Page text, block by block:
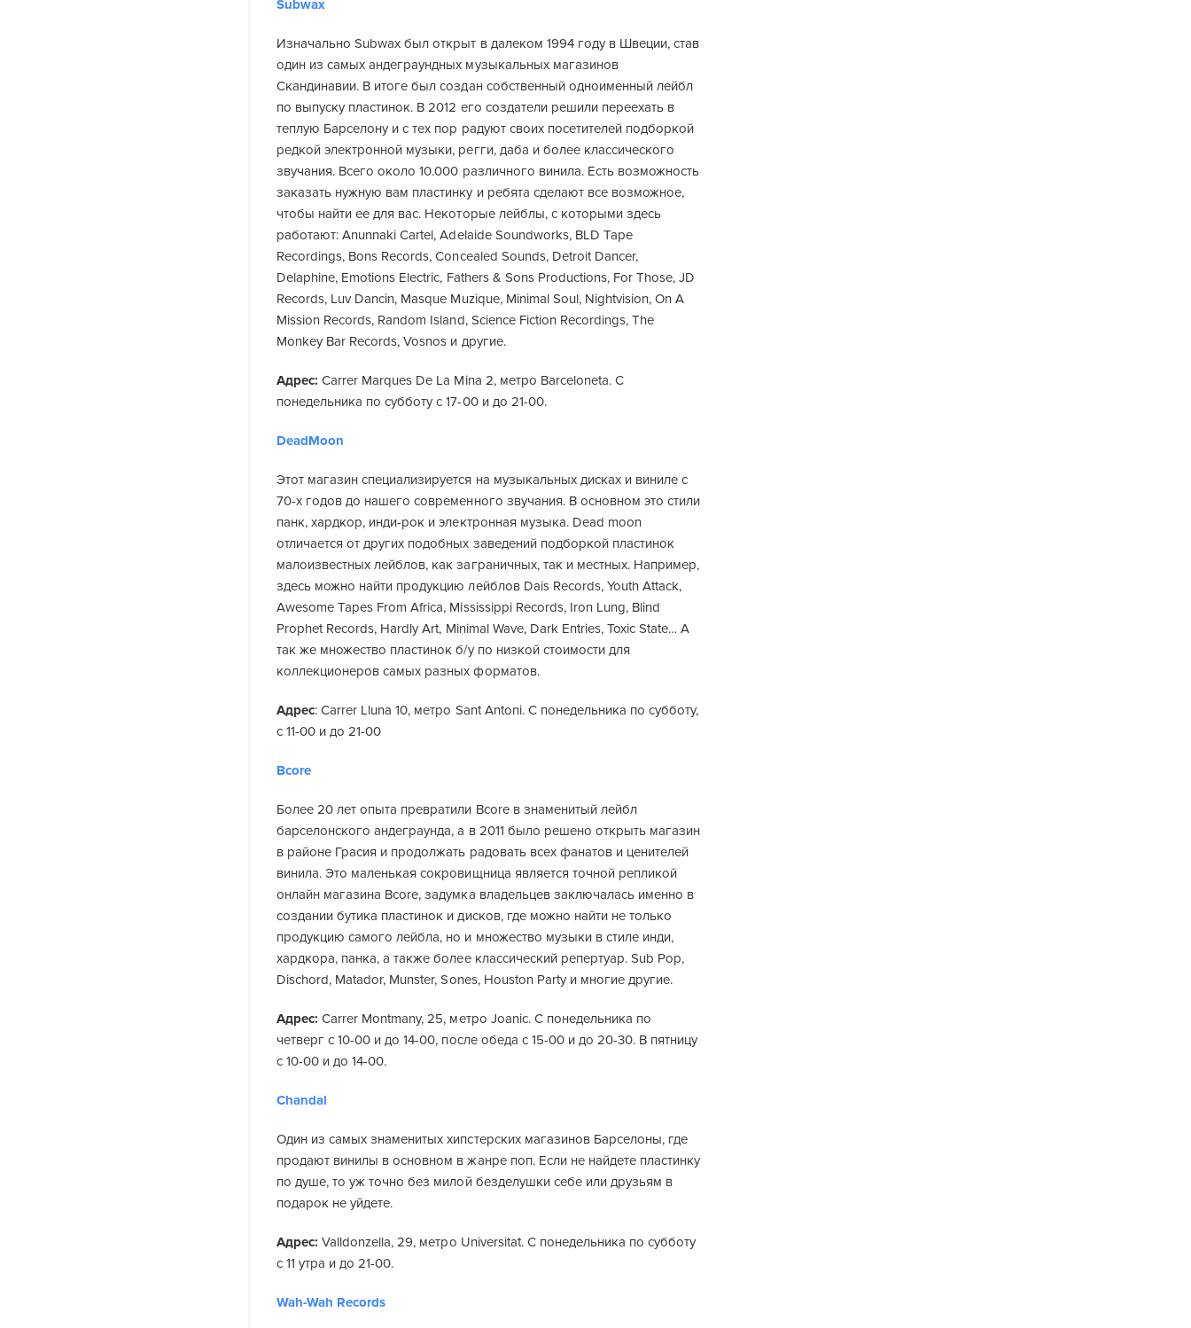
Subwax
Изначально Subwax был открыт в далеком 1994 году в Швеции, став
один из самых андеграундных музыкальных магазинов
Скандинавии. В итоге был создан собственный одноименный лейбл
по выпуску пластинок. В 2012 его создатели решили переехать в
теплую Барселону и с тех пор радуют своих посетителей подборкой
редкой электронной музыки, регги, даба и более классического
звучания. Всего около 10.000 различного винила. Есть возможность
заказать нужную вам пластинку и ребята сделают все возможное,
чтобы найти ее для вас. Некоторые лейблы, с которыми здесь
работают: Anunnaki Cartel, Adelaide Soundworks, BLD Tape
Recordings, Bons Records, Concealed Sounds, Detroit Dancer,
Delaphine, Emotions Electric, Fathers & Sons Productions, For Those, JD
Records, Luv Dancin, Masque Muzique, Minimal Soul, Nightvision, On A
Mission Records, Random Island, Science Fiction Recordings, The
Monkey Bar Records, Vosnos и другие.
Адрес: Carrer Marques De La Mina 2, метро Barceloneta. С
понедельника по субботу с 17-00 и до 21-00.
DeadMoon
Этот магазин специализируется на музыкальных дисках и виниле с
70-х годов до нашего современного звучания. В основном это стили
панк, хардкор, инди-рок и электронная музыка. Dead moon
отличается от других подобных заведений подборкой пластинок
малоизвестных лейблов, как заграничных, так и местных. Например,
здесь можно найти продукцию лейблов Dais Records, Youth Attack,
Awesome Tapes From Africa, Mississippi Records, Iron Lung, Blind
Prophet Records, Hardly Art, Minimal Wave, Dark Entries, Toxic State… А
так же множество пластинок б/у по низкой стоимости для
коллекционеров самых разных форматов.
Адрес: Carrer Lluna 10, метро Sant Antoni. C понедельника по субботу,
с 11-00 и до 21-00
Bcore
Более 20 лет опыта превратили Bcore в знаменитый лейбл
барселонского андеграунда, а в 2011 было решено открыть магазин
в районе Грасия и продолжать радовать всех фанатов и ценителей
винила. Это маленькая сокровищница является точной репликой
онлайн магазина Bcore, задумка владельцев заключалась именно в
создании бутика пластинок и дисков, где можно найти не только
продукцию самого лейбла, но и множество музыки в стиле инди,
хардкора, панка, а также более классический репертуар. Sub Pop,
Dischord, Matador, Munster, Sones, Houston Party и многие другие.
Адрес:Carrer Montmany, 25, метро Joanic. C понедельника по
четверг с 10-00 и до 14-00, после обеда с 15-00 и до 20-30. В пятницу
с 10-00 и до 14-00.
Chandal
Один из самых знаменитых хипстерских магазинов Барселоны, где
продают винилы в основном в жанре поп. Если не найдете пластинку
по душе, то уж точно без милой безделушки себе или друзьям в
подарок не уйдете.
Адрес: Valldonzella, 29, метро Universitat. С понедельника по субботу
с 11 утра и до 21-00.
Wah-Wah Records